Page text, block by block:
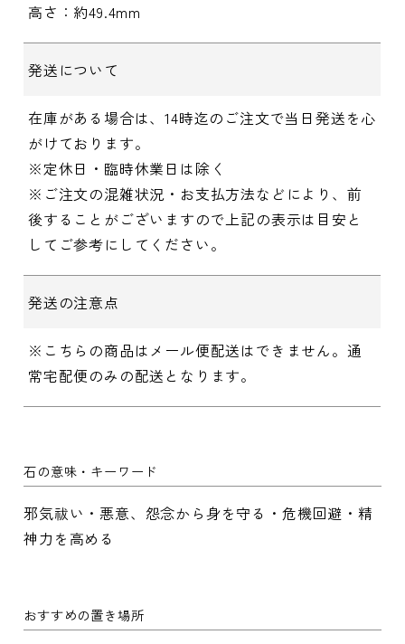
高さ：約49.4mm
発送について
在庫がある場合は、14時迄のご注文で当日発送を心
がけております。
※定休日・臨時休業日は除く
※ご注文の混雑状況・お支払方法などにより、前
後することがございますので上記の表示は目安と
してご参考にしてください。
発送の注意点
※こちらの商品はメール便配送はできません。通
常宅配便のみの配送となります。
石の意味・キーワード
邪気祓い・悪意、怨念から身を守る・危機回避・精
神力を高める
おすすめの置き場所